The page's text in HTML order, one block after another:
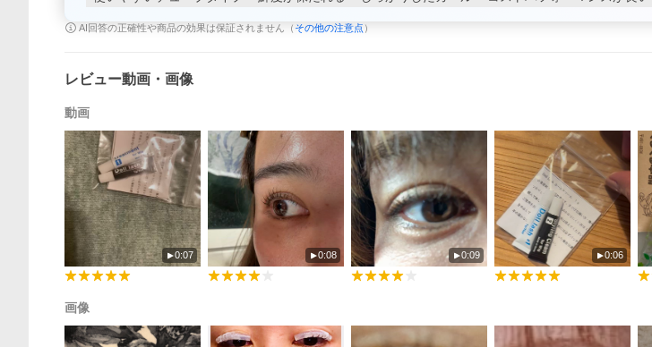
AI回答の正確性や商品の効果は保証されません（ その他の注意点 ）
レビュー動画・画像
動画
0:07 0:08 0:09 0:06
画像